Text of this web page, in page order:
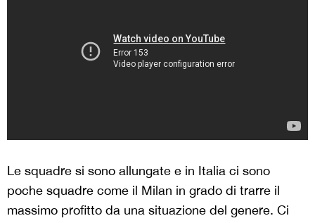
Le squadre si sono allungate e in Italia ci sono
poche squadre come il Milan in grado di trarre il
massimo profitto da una situazione del genere. Ci